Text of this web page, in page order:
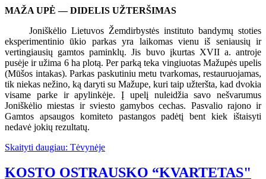
MAŽA UPĖ — DIDELIS UŽTERŠIMAS
Joniškėlio Lietuvos Žemdirbystės instituto bandymų stoties
eksperimentinio ūkio parkas yra laikomas vienu iš seniausių ir
vertingiausių gamtos paminklų. Jis buvo įkurtas XVII a. antroje
pusėje ir užima 6 ha plotą. Per parką teka vingiuotas Mažupės upelis
(Mūšos intakas). Parkas paskutiniu metu tvarkomas, restauruojamas,
tik niekas nežino, ką daryti su Mažupe, kuri taip užteršta, kad dvokia
visame parke ir apylinkėje. Į upelį nuleidžia savo nešvarumus
Joniškėlio miestas ir sviesto gamybos cechas. Pasvalio rajono ir
Gamtos apsaugos komiteto pastangos padėtį bent kiek ištaisyti
nedavė jokių rezultatų.
Skaityti daugiau: Tėvynėje
KOSTO OSTRAUSKO “KVARTETAS"